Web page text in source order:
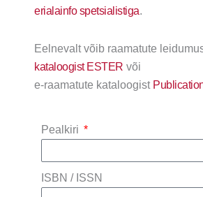
erialainfo spetsialistiga.
Eelnevalt võib raamatute
kataloogist ESTER või
e-raamatute kataloogist
Pealkiri
ISBN / ISSN